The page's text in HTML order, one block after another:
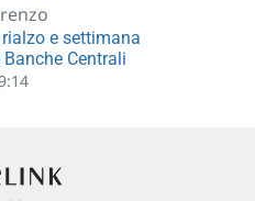
e settimana
Centrali